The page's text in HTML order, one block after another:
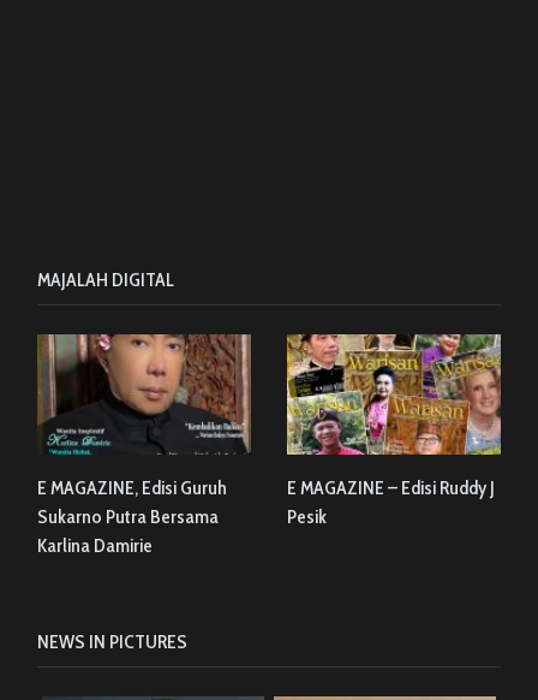
MAJALAH DIGITAL
E MAGAZINE, Edisi Guruh
Sukarno Putra Bersama
Karlina Damirie
E MAGAZINE – Edisi Ruddy J
Pesik
NEWS IN PICTURES